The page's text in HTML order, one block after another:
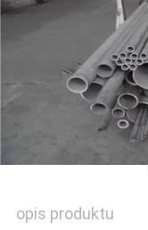
opis produktu